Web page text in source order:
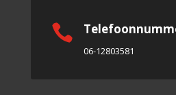

06-12803581